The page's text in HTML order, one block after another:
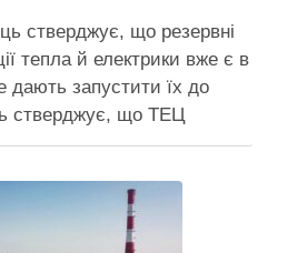
стверджує, що резервні
тепла й електрики вже є в
дають запустити їх до
стверджує, що ТЕЦ
першим же ракетним
ввести її в експлуатацію